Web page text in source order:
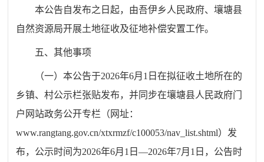
本公告自发布之日起，由吾伊乡 人民政府、壤塘县
自然资源局开展土地征收及征地补偿安置工作。
五、其他事项
（一）本公告于2026年6月 1 日在拟征收土地所在的
乡镇、村公示栏张贴发布，并同步在壤塘县人民政府门
户网站政务公开专栏（网址：
www.rangtang.gov.cn/xtxrmzf/c100053/nav_list.shtml）发
布， 公示时间为2026年6月 1 日—2026年7月 1 日， 公告时